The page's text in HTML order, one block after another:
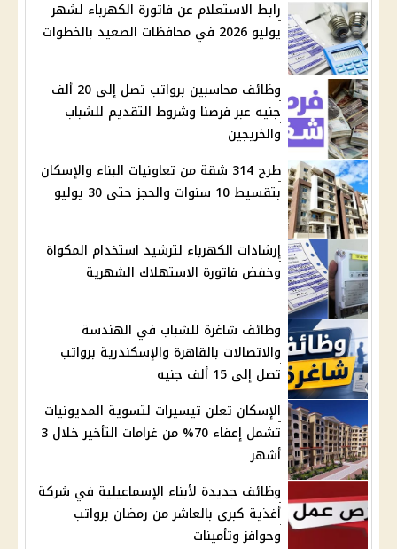
رابط الاستعلام عن فاتورة الكهرباء لشهر
يوليو 2026 في محافظات الصعيد بالخطوات
وظائف محاسبين برواتب تصل إلى 20 ألف
جنيه عبر فرصنا وشروط التقديم للشباب
والخريجين
طرح 314 شقة من تعاونيات البناء والإسكان
بتقسيط 10 سنوات والحجز حتى 30 يوليو
إرشادات الكهرباء لترشيد استخدام المكواة
وخفض فاتورة الاستهلاك الشهرية
وظائف شاغرة للشباب في الهندسة
والاتصالات بالقاهرة والإسكندرية برواتب
تصل إلى 15 ألف جنيه
الإسكان تعلن تيسيرات لتسوية المديونيات
تشمل إعفاء 70% من غرامات التأخير خلال 3
أشهر
وظائف جديدة لأبناء الإسماعيلية في شركة
أغذية كبرى بالعاشر من رمضان برواتب
وحوافز وتأمينات